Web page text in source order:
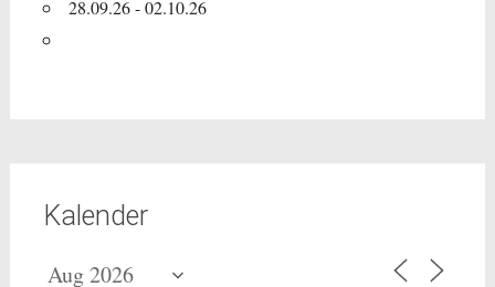
28.09.26 - 02.10.26
Kalender